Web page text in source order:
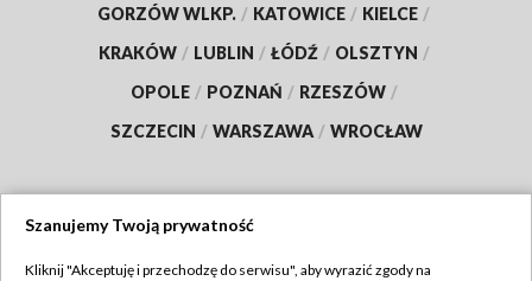
GORZÓW WLKP. / KATOWICE / KIELCE /
KRAKÓW / LUBLIN / ŁÓDŹ / OLSZTYN /
OPOLE / POZNAŃ / RZESZÓW /
SZCZECIN / WARSZAWA / WROCŁAW
Szanujemy Twoją prywatność
Kliknij "Akceptuję i przechodzę do serwisu", aby wyrazić zgody na